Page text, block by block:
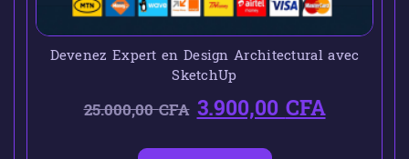
Devenez Expert en Design Architectural avec
SketchUp
25.000,00CFA 3.900,00CFA